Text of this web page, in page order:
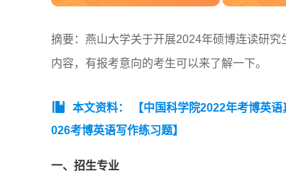
摘要：燕山大学关于开展2024年硕博连读研
内容，有报考意向的考生可以来了解一下。
本文资料： 【中国科学院2022年考博英语
026考博英语写作练习题】
一、招生专业